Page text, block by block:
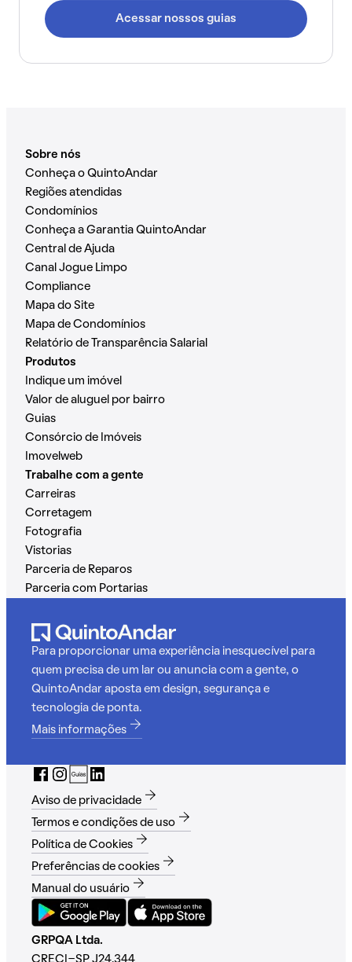
Acessar nossos guias
Sobre nós
Conheça o QuintoAndar
Regiões atendidas
Condomínios
Conheça a Garantia QuintoAndar
Central de Ajuda
Canal Jogue Limpo
Compliance
Mapa do Site
Mapa de Condomínios
Relatório de Transparência Salarial
Produtos
Indique um imóvel
Valor de aluguel por bairro
Guias
Consórcio de Imóveis
Imovelweb
Trabalhe com a gente
Carreiras
Corretagem
Fotografia
Vistorias
Parceria de Reparos
Parceria com Portarias
Para proporcionar uma experiência inesquecível para
quem precisa de um lar ou anuncia com a gente, o
QuintoAndar aposta em design, segurança e
tecnologia de ponta.
Mais informações
Aviso de privacidade
Termos e condições de uso
Política de Cookies
Preferências de cookies
Manual do usuário
GRPQA Ltda.